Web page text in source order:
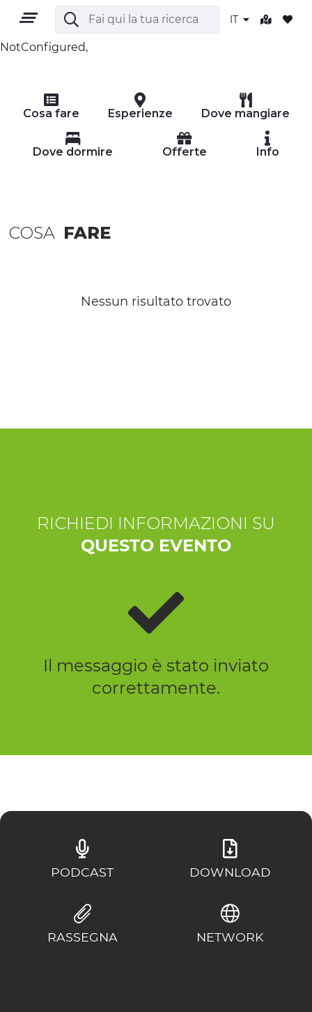
IT
OUTDOOR
NATURA E BENESSERE
NotConfigured,
Cosa fare Esperienze Dove mangiare
Dove dormire Offerte Info
COSA FARE
Nessun risultato trovato
RICHIEDI INFORMAZIONI SU
QUESTO EVENTO
Il messaggio è stato inviato
correttamente.
PODCAST DOWNLOAD
RASSEGNA NETWORK